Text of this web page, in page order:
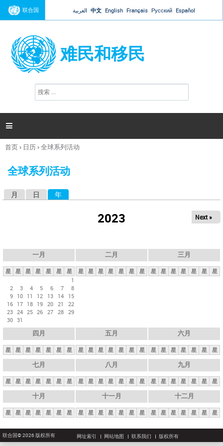
Jump to navigation
联合国 العربية 中文 English Français Русский Español
难民和移民
搜
索

你
这
首页› 日历›全球系列活动
全球系列活动
月 日 年
2023 Next »
一月
星 星 星 星 星 星
星
1
2
3 4 5 6 7
8
9 10 11 12 13 14
15
16 17 18 19 20 21
22
23 24 25 26 27 28 29
30 31
二月
星 星 星 星 星 星 星
三月
星 星 星 星 星 星 星
四月
星 星 星 星 星 星 星
五月
星 星 星 星 星 星 星
六月
星 星 星 星 星 星 星
七月
星 星 星 星 星 星 星
八月
星 星 星 星 星 星 星
九月
星 星 星 星 星 星 星
十月
星 星 星 星 星 星 星
十一月
星 星 星 星 星 星 星
十二月
星 星 星 星 星 星 星
联合国© 2026 版权所有 网址索引 网站地图 联系我们 版权所有